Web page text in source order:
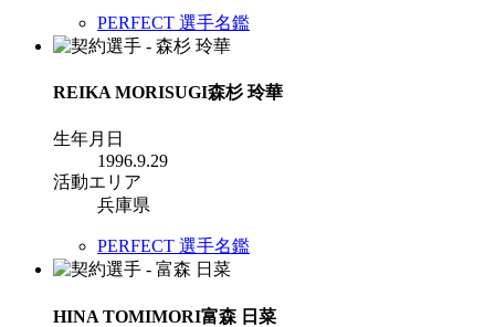
PERFECT 選手名鑑
REIKA MORISUGI森杉 玲華
生年月日
1996.9.29
活動エリア
兵庫県
PERFECT 選手名鑑
HINA TOMIMORI富森 日菜